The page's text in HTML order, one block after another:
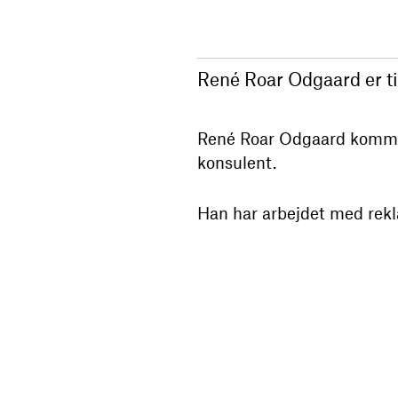
René Roar Odgaard er
René Roar Odgaard
konsulent.
Han har arbejdet med